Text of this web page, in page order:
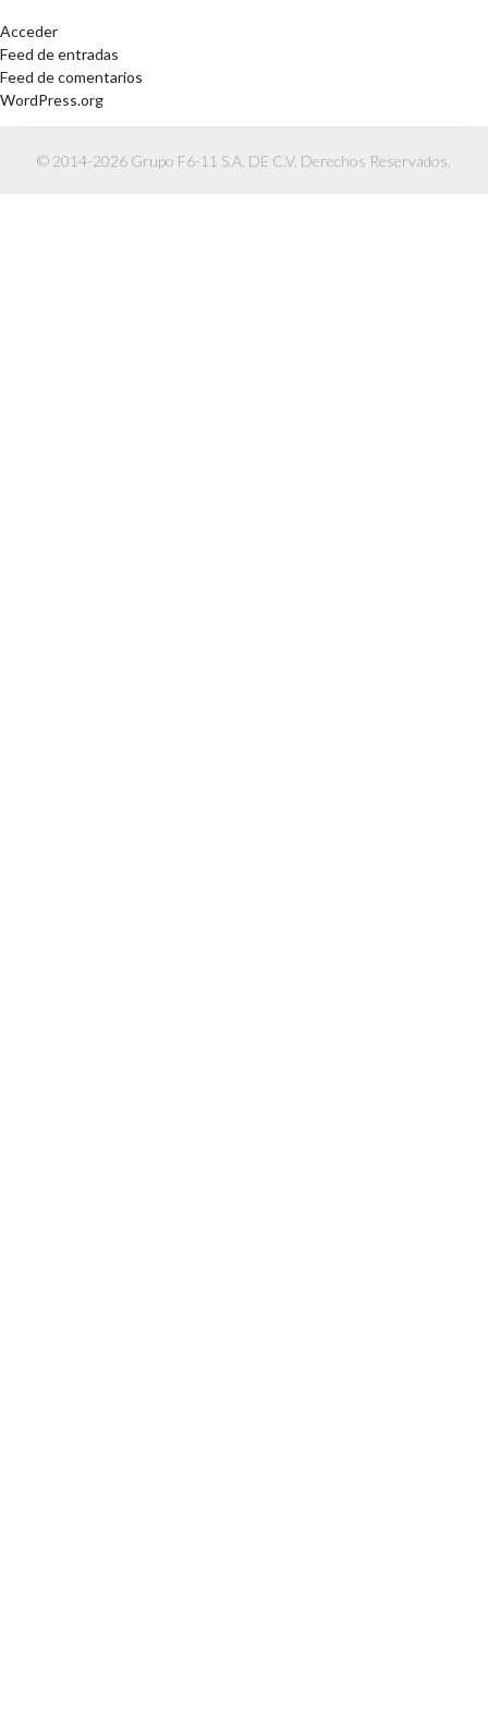
Acceder
Feed de entradas
Feed de comentarios
WordPress.org
© 2014-2026 Grupo F6-11 S.A. DE C.V. Derechos Reservados.